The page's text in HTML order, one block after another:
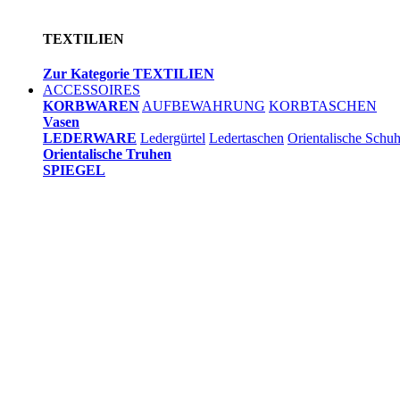
TEXTILIEN
Zur Kategorie TEXTILIEN
ACCESSOIRES
KORBWAREN AUFBEWAHRUNG KORBTASCHEN
Vasen
LEDERWARE Ledergürtel Ledertaschen Orientalische
Orientalische Truhen
SPIEGEL